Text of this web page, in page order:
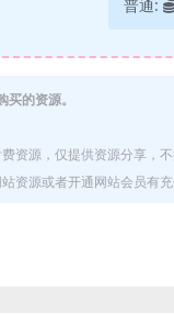
普通:
的资源。
资源，仅提供资源分享，
资源或者开通网站会员有